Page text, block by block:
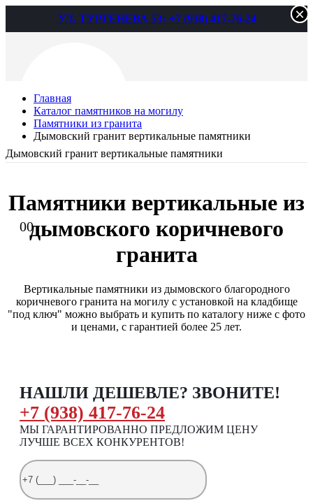
УЛ. ТУРГЕНЕВА 53: +7 (938) 417-76-24
Определение...
00
Главная
Каталог памятников на могилу
Памятники из гранита
Дымовский гранит вертикальные памятники
Дымовский гранит вертикальные памятники
Памятники вертикальные из
дымовского коричневого
гранита
Вертикальные памятники из дымовского благородного
коричневого гранита на могилу с установкой на кладбище
"под ключ" можно выбрать и купить по каталогу ниже с фото
и ценами, с гарантией более 25 лет.
НАШЛИ ДЕШЕВЛЕ? ЗВОНИТЕ!
+7 (938) 417-76-24
МЫ ГАРАНТИРОВАННО ПРЕДЛОЖИМ ЦЕНУ
ЛУЧШЕ ВСЕХ КОНКУРЕНТОВ!
×
×